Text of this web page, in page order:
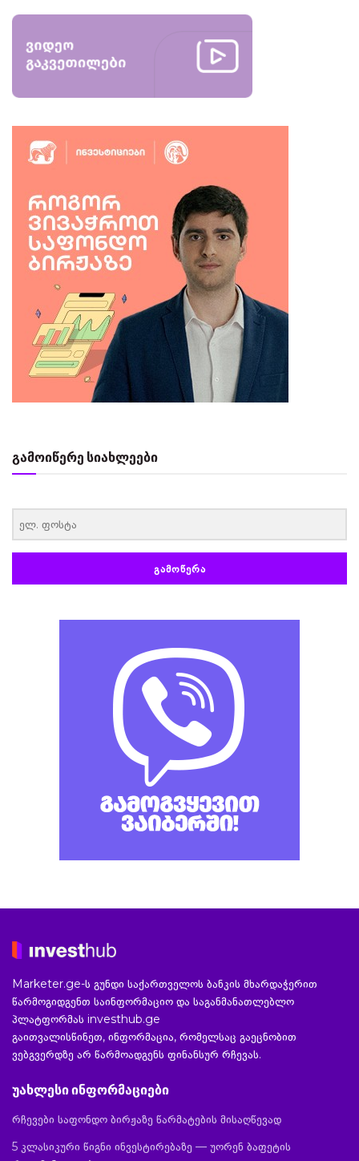
გამოიწერე სიახლეები
ᲒᲐᲛᲝᲬᲔᲠᲐ
Marketer.ge-ს გუნდი საქართველოს ბანკის მხარდაჭერით
წარმოგიდგენთ საინფორმაციო და საგანმანათლებლო
პლატფორმას investhub.ge
გაითვალისწინეთ, ინფორმაცია, რომელსაც გაეცნობით
ვებგვერდზე არ წარმოადგენს ფინანსურ რჩევას.
უახლესი ინფორმაციები
რჩევები საფონდო ბირჟაზე წარმატების მისაღწევად
5 კლასიკური წიგნი ინვესტირებაზე — უორენ ბაფეტის